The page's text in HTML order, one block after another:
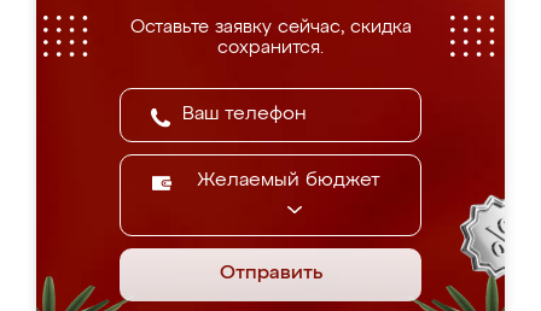
Оставьте заявку сейчас, скидка
сохранится.
Желаемый бюджет
Отправить